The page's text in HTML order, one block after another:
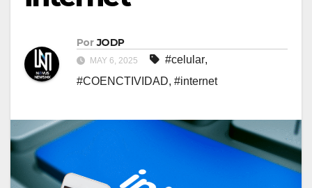
Por JODP
MAY 6, 2025 #celular,
#COENCTIVIDAD, #internet